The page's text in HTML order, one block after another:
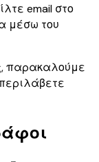
email στο
μέσω του
παρακαλούμε